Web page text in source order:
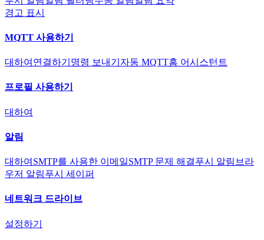
경고 표시
MQTT 사용하기
대하여 연결하기 명령 보내기 자동 MQTT홈 어시스턴트
프로필 사용하기
대하여
알림
대하여 SMTP를 사용한 이메일SMTP 문제 해결푸시 알림 브라
우저 알림푸시 세이퍼
네트워크 드라이브
설정하기